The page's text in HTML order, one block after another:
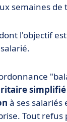
semaines de
dont l'objectif
simplifié
à ses
Tout